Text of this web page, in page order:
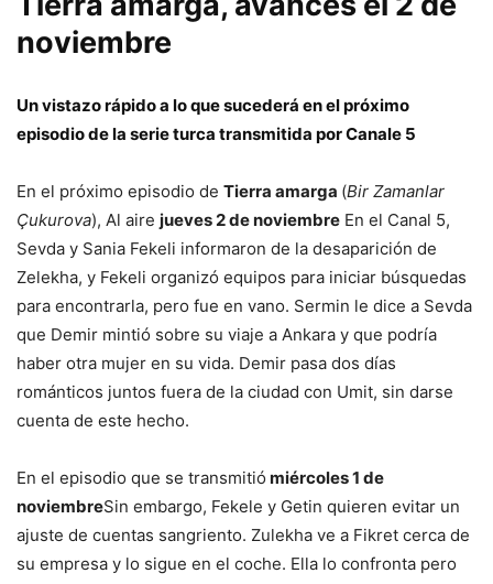
noviembre
Un vistazo rápido a lo que sucederá en el próximo
episodio de la serie turca transmitida por Canale 5
En el próximo episodio de Tierra amarga (Bir Zamanlar
Çukurova), Al aire jueves 2 de noviembre En el Canal 5,
Sevda y Sania Fekeli informaron de la desaparición de
Zelekha, y Fekeli organizó equipos para iniciar búsquedas
para encontrarla, pero fue en vano. Sermin le dice a Sevda
que Demir mintió sobre su viaje a Ankara y que podría
haber otra mujer en su vida. Demir pasa dos días
románticos juntos fuera de la ciudad con Umit, sin darse
cuenta de este hecho.
En el episodio que se transmitió miércoles 1 de
noviembreSin embargo, Fekele y Getin quieren evitar un
ajuste de cuentas sangriento. Zulekha ve a Fikret cerca de
su empresa y lo sigue en el coche. Ella lo confronta pero